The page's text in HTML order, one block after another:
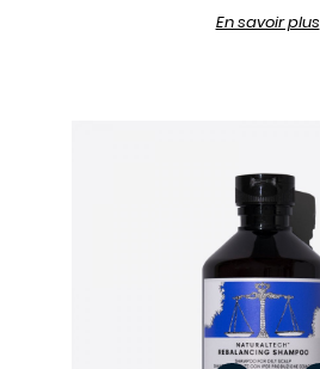
En savoir plus